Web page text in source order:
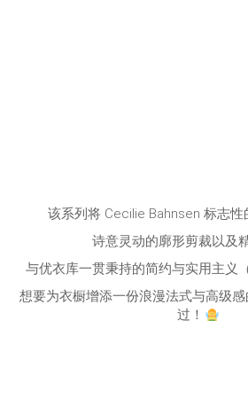
该系列将 Cecilie Bahnsen 标志性
诗意灵动的廓形剪裁以及
与优衣库一贯秉持的简约与实用主义
想要为衣橱增添一份浪漫法式与高级
过！